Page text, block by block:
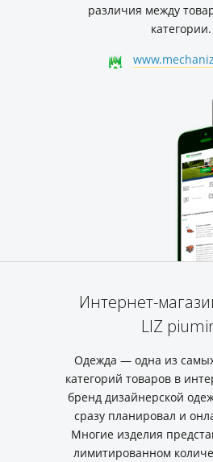
различия между
категории.
Интернет-
LIZ
Одежда — одна из
категорий товаров в
бренд дизайнерской
сразу планировал и
Многие изделия
лимитированном